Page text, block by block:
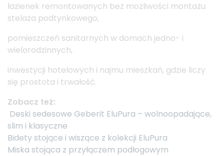
łazienek remontowanych bez możliwości montażu
stelaża podtynkowego,
pomieszczeń sanitarnych w domach jedno- i
wielorodzinnych,
inwestycji hotelowych i najmu mieszkań, gdzie liczy
się prostota i trwałość.
Zobacz też:
Deski sedesowe Geberit EluPura – wolnoopadające,
slim i klasyczne
Bidety stojące i wiszące z kolekcji EluPura
Miska stojąca z przyłączem podłogowym